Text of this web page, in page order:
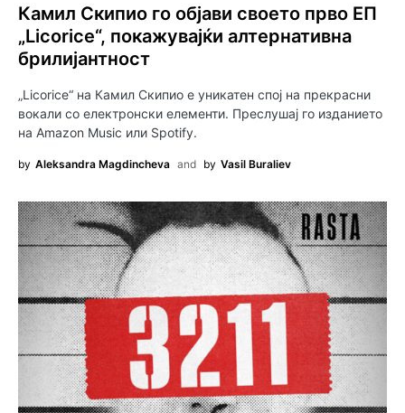
Камил Скипио го објави своето прво ЕП
„Licorice“, покажувајќи алтернативна
брилијантност
„Licorice“ на Камил Скипио е уникатен спој на прекрасни
вокали со електронски елементи. Преслушај го изданието
на Amazon Music или Spotify.
by Aleksandra Magdincheva and by Vasil Buraliev